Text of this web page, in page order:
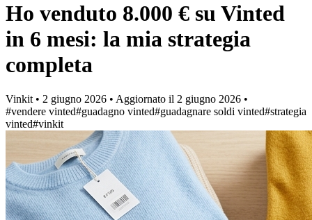
Ho venduto 8.000 € su Vinted
in 6 mesi: la mia strategia
completa
Vinkit • 2 giugno 2026 • Aggiornato il 2 giugno 2026 •
#vendere vinted#guadagno vinted#guadagnare soldi vinted#strategia
vinted#vinkit